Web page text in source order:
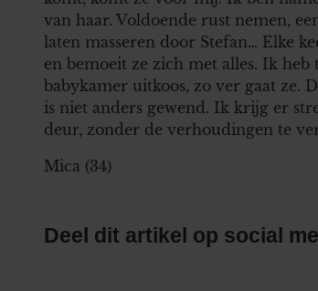
van haar. Voldoende rust nemen,
laten masseren door Stefan… Elke
en bemoeit ze zich met alles. Ik
babykamer uitkoos, zo ver gaat ze.
is niet anders gewend. Ik krijg er
deur, zonder de verhoudingen te
Mica (34)
Deel dit artikel op social